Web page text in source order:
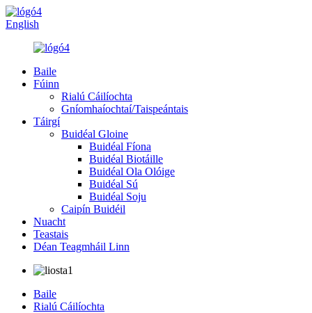
English
Baile
Fúinn
Rialú Cáilíochta
Gníomhaíochtaí/Taispeántais
Táirgí
Buidéal Gloine
Buidéal Fíona
Buidéal Biotáille
Buidéal Ola Olóige
Buidéal Sú
Buidéal Soju
Caipín Buidéil
Nuacht
Teastais
Déan Teagmháil Linn
Baile
Rialú Cáilíochta